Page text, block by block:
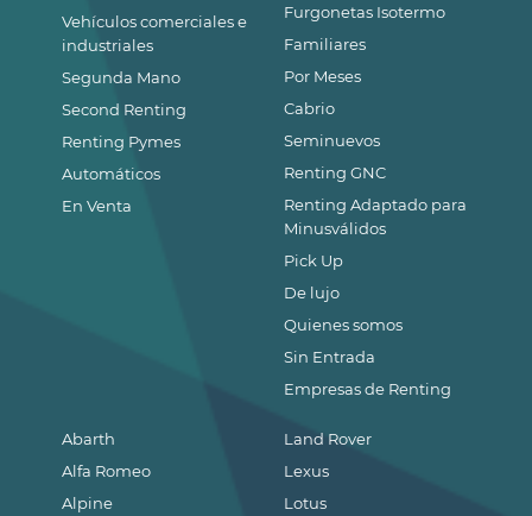
Vehículos comerciales e
industriales
Segunda Mano
Second Renting
Renting Pymes
Automáticos
En Venta
Abarth
Alfa Romeo
Alpine
Land Rover
Lexus
Lotus
Furgonetas Isotermo
Familiares
Por Meses
Cabrio
Seminuevos
Renting GNC
Renting Adaptado para
Minusválidos
Pick Up
De lujo
Quienes somos
Sin Entrada
Empresas de Renting